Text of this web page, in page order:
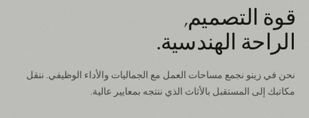
قوة التصميم,
الراحة الهندسية.
نحن في زينو نجمع مساحات العمل مع الجماليات والأداء الوظيفي. ننقل
مكاتبك إلى المستقبل بالأثاث الذي ننتجه بمعايير عالية.